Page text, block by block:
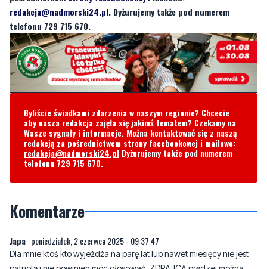
Byliście świadkami zdarzenia w naszym regionie? Chcecie
aby nasza redakcja zajęła się jakimś tematem? Czekamy na
Wasze sygnały i informacje. Można kontaktować się z naszą
redakcja@nadmorski24.plDyżurujemy także pod numerem
telefonu729 715 670.
Komentarze
Dla mnie ktoś kto wyjeżdża na parę lat lub nawet miesięcy nie jest
nazwać.
8 4 Zgłoś komentarz Odpowiedz na komentarz